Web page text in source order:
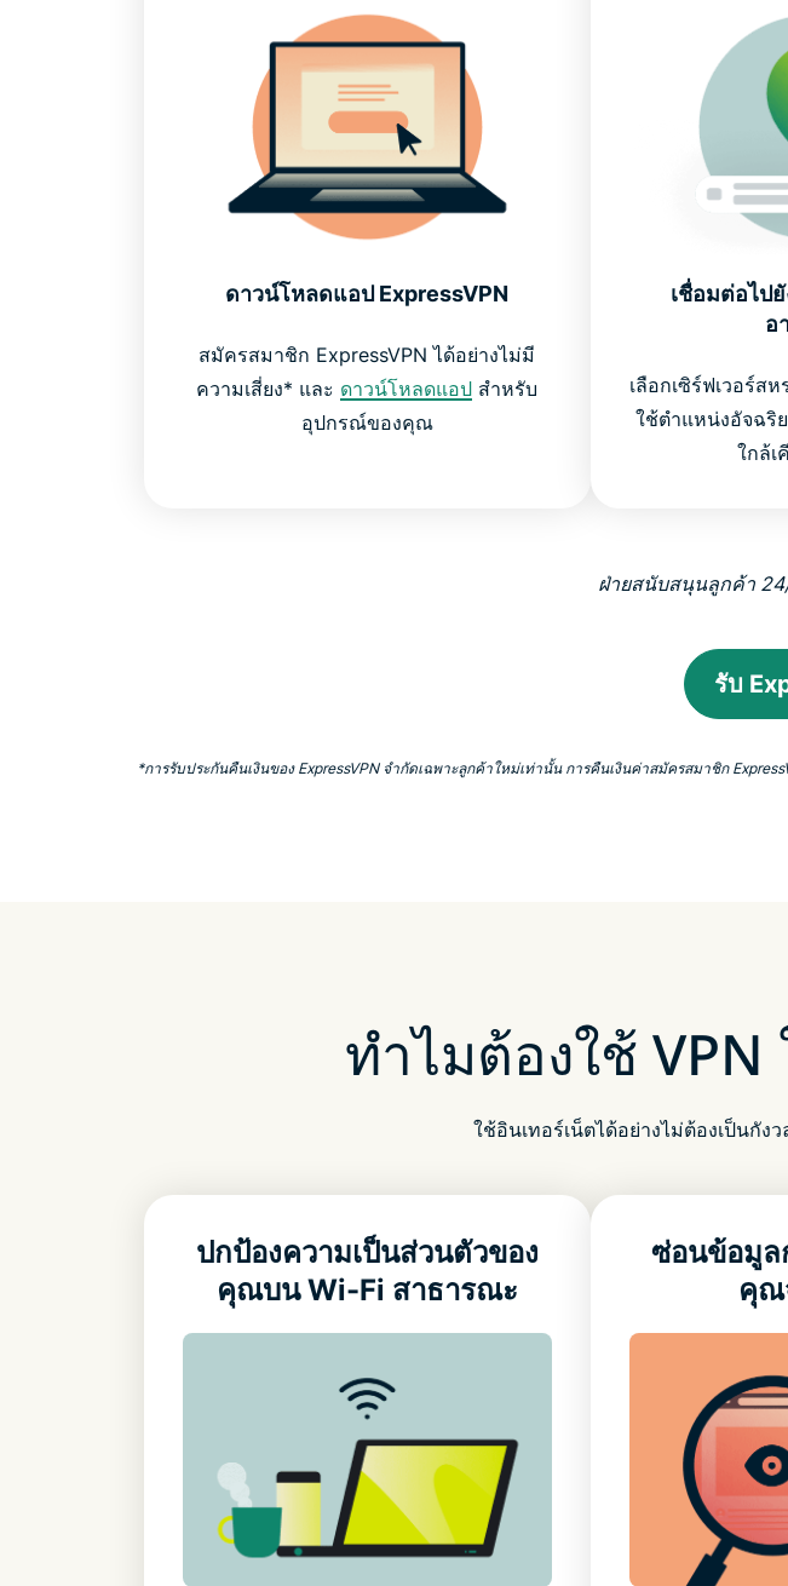
ดาวน์โหลดแอป ExpressVPN
สมัครสมาชิก ExpressVPN ได้อย่างไม่มี
ความเสี่ยง* และ ดาวน์โหลดแอป สำหรับ
อุปกรณ์ของคุณ
เชื่อมต่อไป
อ
เลือกเซิร์ฟเวอร์ส
ใช้ตำแหน่งอัจฉริย
ใกล้เ
ฝ่ายสนับสนุนลูกค้า
รับ
*การรับประกันคืนเงินของ ExpressVPN จำกัดเฉพาะลูกค้าใหม่เท่านั้น การคืนเงินค่าสมัครสมาชิก
ทำไมต้องใช้
ใช้อินเทอร์เน็ตได้อย่างไม่ต้องเป็นกั
ปกป้องความเป็นส่วนตัวของ
คุณบน Wi-Fi สาธารณะ
ซ่อนข้อมูล
คุณ